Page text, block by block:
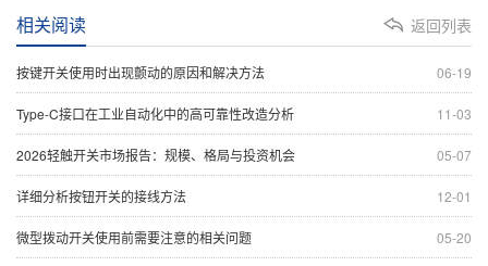
返回列表
相关阅读
06-19
按键开关使用时出现颤动的原因和解决方法
11-03
Type-C接口在工业自动化中的高可靠性改造分析
05-07
2026轻触开关市场报告：规模、格局与投资机会
12-01
详细分析按钮开关的接线方法
05-20
微型拨动开关使用前需要注意的相关问题